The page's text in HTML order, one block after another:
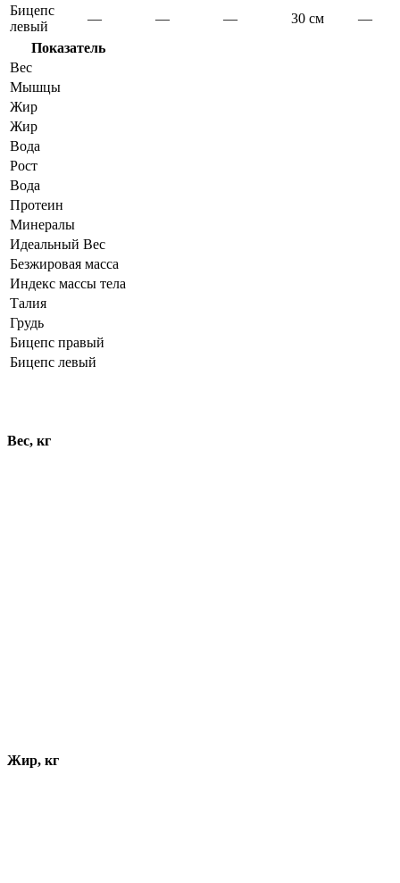
Бицепс
левый
— — — 30 см
—
Показатель
Вес
Мышцы
Жир
Жир
Вода
Рост
Вода
Протеин
Минералы
Идеальный Вес
Безжировая масса
Индекс массы тела
Талия
Грудь
Бицепс правый
Бицепс левый
Вес, кг
Жир, кг